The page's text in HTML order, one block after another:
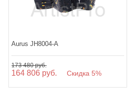
Aurus JH8004-A
173 480 руб.
164 806 руб. Скидка 5%